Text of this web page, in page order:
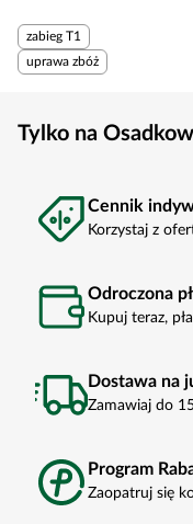
zabieg T1
uprawa zbóż
Tylko na
Cennik
Korzystaj z
Odroczona
Kupuj teraz,
Dostawa na
Zamawiaj do
Program
Zaopatruj się